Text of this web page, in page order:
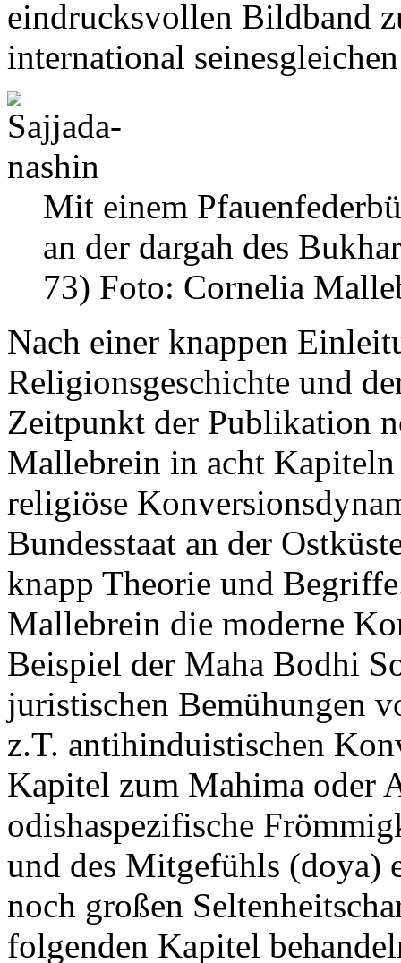
eindrucksvollen Bildband
international
Mit einem
an der dargah des
73) Foto: Cornelia
Nach einer knappen
Religionsgeschichte und
Zeitpunkt der Publikation
Mallebrein in acht
religiöse
Bundesstaat an der
knapp Theorie und
Mallebrein die moderne
Beispiel der Maha Bodhi
juristischen Bemühungen
z.T. antihinduistischen
Kapitel zum Mahima oder
odishaspezifische
und des Mitgefühls (doya)
noch großen
folgenden Kapitel